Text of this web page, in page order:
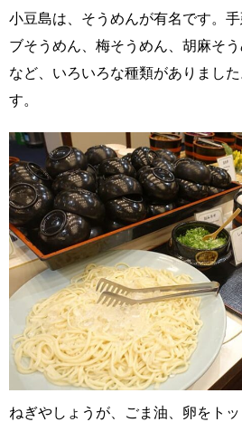
小豆島は、そうめんが有名です。
ブそうめん、梅そうめん、胡麻そ
など、いろいろな種類がありまし
す。
ねぎやしょうが、ごま油、卵をト